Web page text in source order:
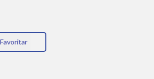
Favoritar